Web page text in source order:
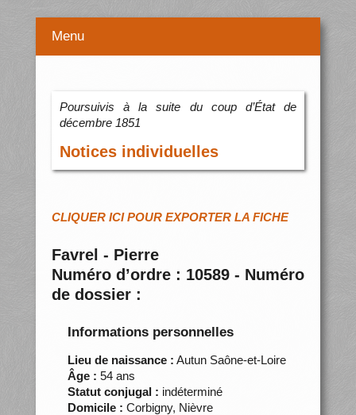
Menu
Poursuivis à la suite du coup d’État de
décembre 1851
Notices individuelles
CLIQUER ICI POUR EXPORTER LA FICHE
Favrel - Pierre
Numéro d’ordre : 10589 - Numéro
de dossier :
Informations personnelles
Lieu de naissance : Autun Saône-et-Loire
Âge : 54 ans
Statut conjugal : indéterminé
Domicile : Corbigny, Nièvre